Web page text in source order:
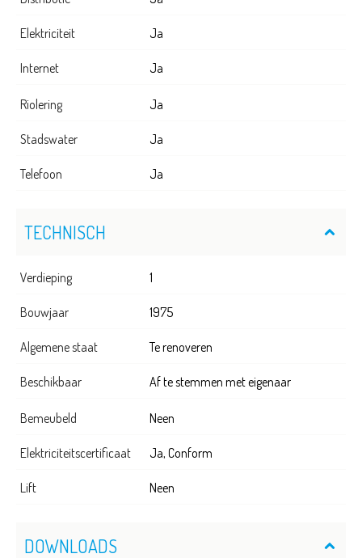
Elektriciteit Ja
Internet Ja
Riolering Ja
Stadswater Ja
Telefoon Ja
TECHNISCH
Verdieping 1
Bouwjaar 1975
Algemene staat Te renoveren
Beschikbaar Af te stemmen met eigenaar
Bemeubeld Neen
Elektriciteitscertificaat Ja, Conform
Lift Neen
DOWNLOADS